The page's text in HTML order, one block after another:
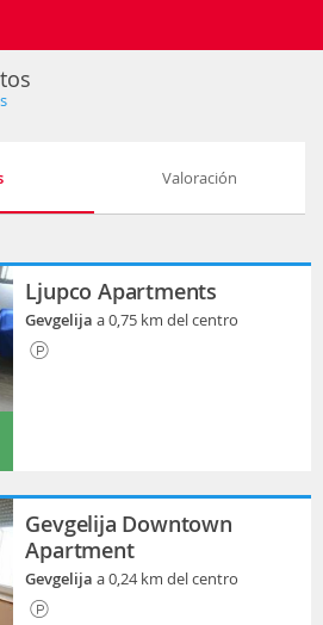
Valoración
Ljupco Apartments
Gevgelijaa 0,75 km del centro
Gevgelija Downtown
Apartment
Gevgelijaa 0,24 km del centro